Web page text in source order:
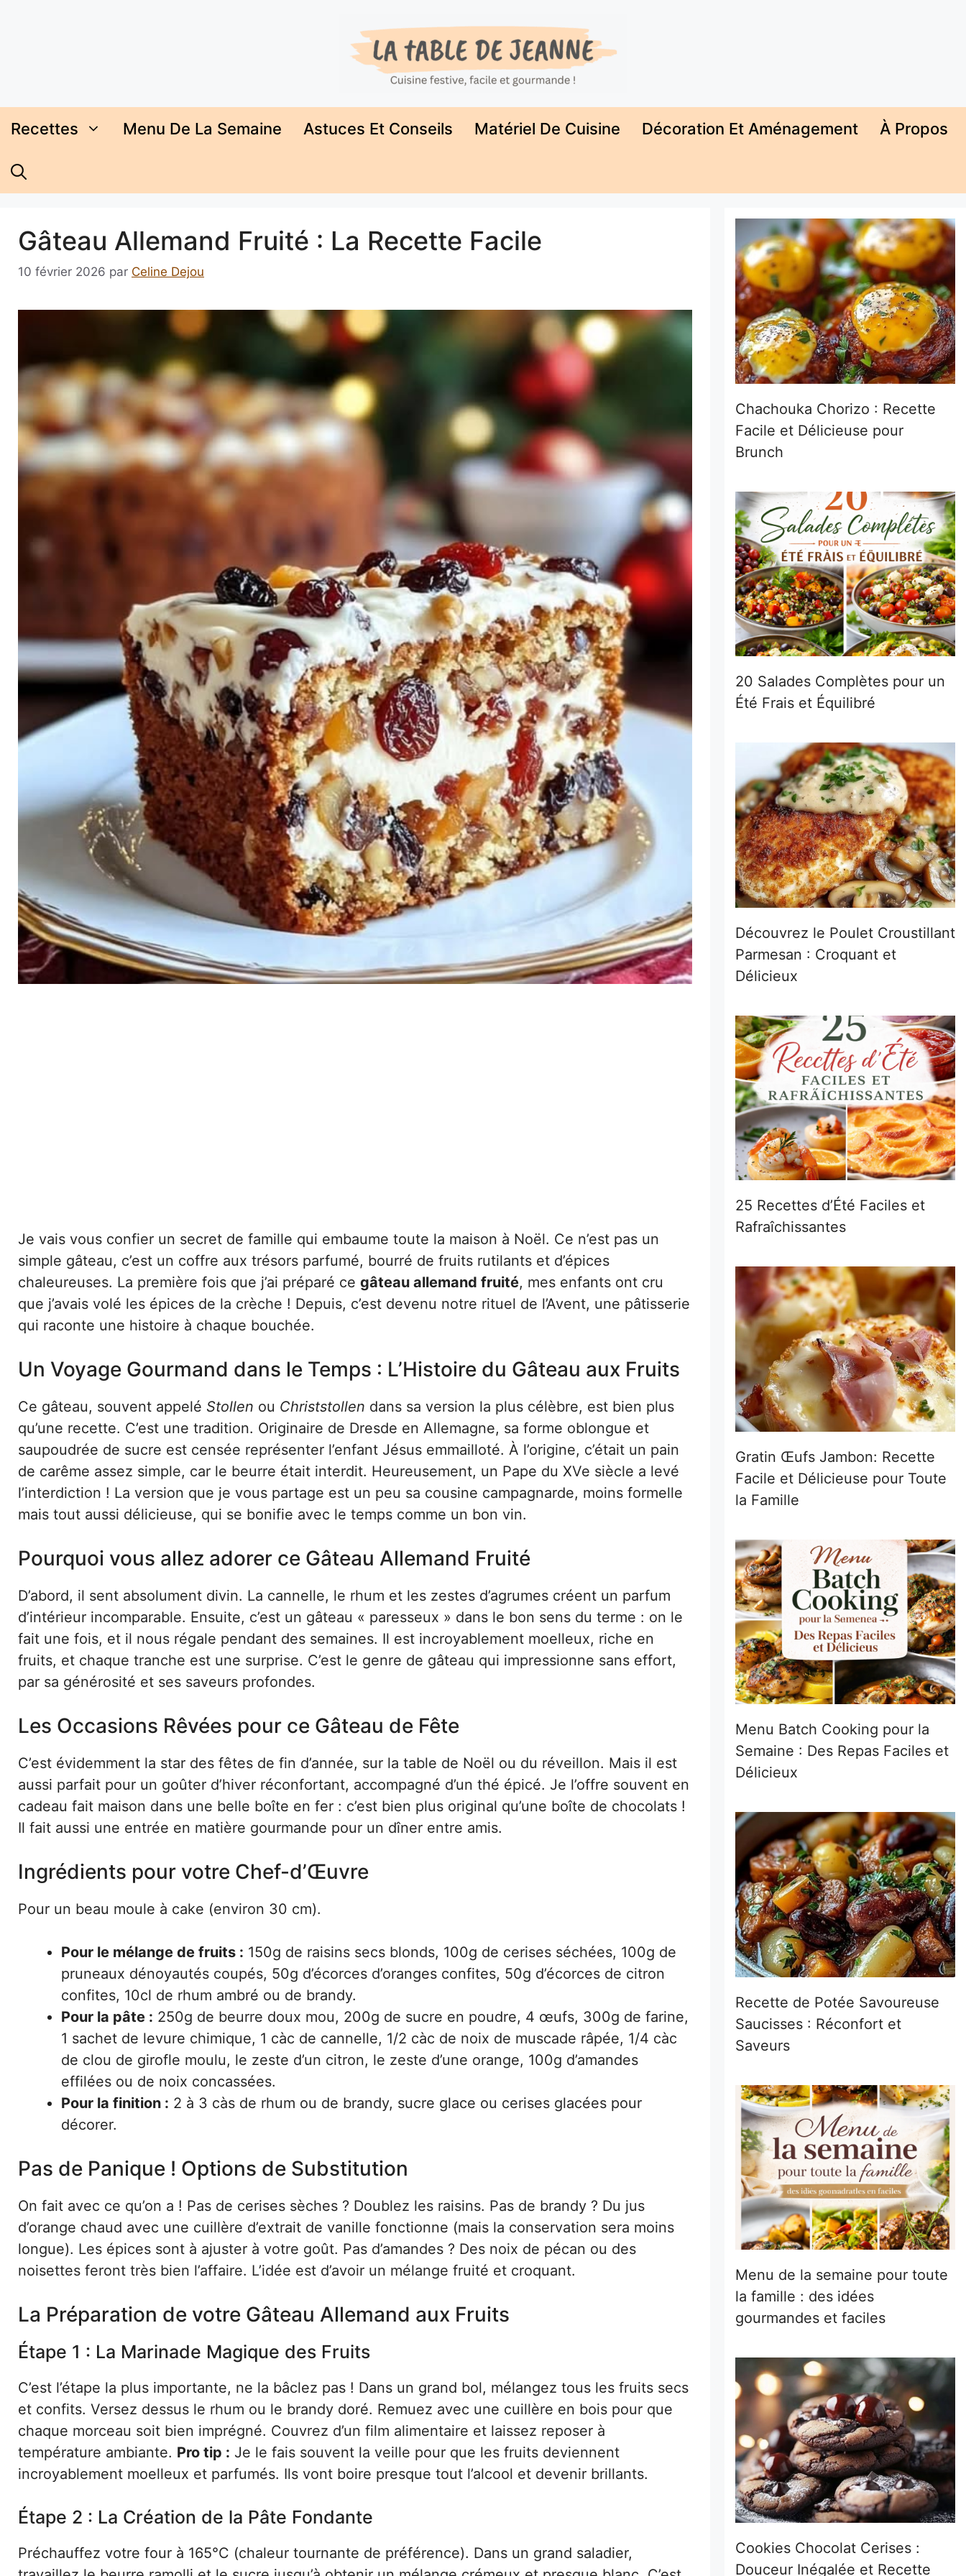
Recettes Menu De La Semaine Astuces Et Conseils Matériel De Cuisine Décoration Et Aménagement À Propos
Gâteau Allemand Fruité : La Recette Facile
10 février 2026 par Celine Dejou
Je vais vous confier un secret de famille qui embaume toute la maison à Noël. Ce n’est pas un
simple gâteau, c’est un coffre aux trésors parfumé, bourré de fruits rutilants et d’épices
chaleureuses. La première fois que j’ai préparé ce gâteau allemand fruité, mes enfants ont cru
que j’avais volé les épices de la crèche ! Depuis, c’est devenu notre rituel de l’Avent, une pâtisserie
qui raconte une histoire à chaque bouchée.
Un Voyage Gourmand dans le Temps : L’Histoire du Gâteau aux Fruits
Ce gâteau, souvent appelé Stollen ou Christstollen dans sa version la plus célèbre, est bien plus
qu’une recette. C’est une tradition. Originaire de Dresde en Allemagne, sa forme oblongue et
saupoudrée de sucre est censée représenter l’enfant Jésus emmailloté. À l’origine, c’était un pain
de carême assez simple, car le beurre était interdit. Heureusement, un Pape du XVe siècle a levé
l’interdiction ! La version que je vous partage est un peu sa cousine campagnarde, moins formelle
mais tout aussi délicieuse, qui se bonifie avec le temps comme un bon vin.
Pourquoi vous allez adorer ce Gâteau Allemand Fruité
D’abord, il sent absolument divin. La cannelle, le rhum et les zestes d’agrumes créent un parfum
d’intérieur incomparable. Ensuite, c’est un gâteau « paresseux » dans le bon sens du terme : on le
fait une fois, et il nous régale pendant des semaines. Il est incroyablement moelleux, riche en
fruits, et chaque tranche est une surprise. C’est le genre de gâteau qui impressionne sans effort,
par sa générosité et ses saveurs profondes.
Les Occasions Rêvées pour ce Gâteau de Fête
C’est évidemment la star des fêtes de fin d’année, sur la table de Noël ou du réveillon. Mais il est
aussi parfait pour un goûter d’hiver réconfortant, accompagné d’un thé épicé. Je l’offre souvent en
cadeau fait maison dans une belle boîte en fer : c’est bien plus original qu’une boîte de chocolats !
Il fait aussi une entrée en matière gourmande pour un dîner entre amis.
Ingrédients pour votre Chef-d’Œuvre
Pour un beau moule à cake (environ 30 cm).
Pour le mélange de fruits : 150g de raisins secs blonds, 100g de cerises séchées, 100g de
pruneaux dénoyautés coupés, 50g d’écorces d’oranges confites, 50g d’écorces de citron
confites, 10cl de rhum ambré ou de brandy.
Pour la pâte : 250g de beurre doux mou, 200g de sucre en poudre, 4 œufs, 300g de farine,
1 sachet de levure chimique, 1 càc de cannelle, 1/2 càc de noix de muscade râpée, 1/4 càc
de clou de girofle moulu, le zeste d’un citron, le zeste d’une orange, 100g d’amandes
effilées ou de noix concassées.
Pour la finition : 2 à 3 càs de rhum ou de brandy, sucre glace ou cerises glacées pour
décorer.
Pas de Panique ! Options de Substitution
On fait avec ce qu’on a ! Pas de cerises sèches ? Doublez les raisins. Pas de brandy ? Du jus
d’orange chaud avec une cuillère d’extrait de vanille fonctionne (mais la conservation sera moins
longue). Les épices sont à ajuster à votre goût. Pas d’amandes ? Des noix de pécan ou des
noisettes feront très bien l’affaire. L’idée est d’avoir un mélange fruité et croquant.
La Préparation de votre Gâteau Allemand aux Fruits
Étape 1 : La Marinade Magique des Fruits
C’est l’étape la plus importante, ne la bâclez pas ! Dans un grand bol, mélangez tous les fruits secs
et confits. Versez dessus le rhum ou le brandy doré. Remuez avec une cuillère en bois pour que
chaque morceau soit bien imprégné. Couvrez d’un film alimentaire et laissez reposer à
température ambiante. Pro tip : Je le fais souvent la veille pour que les fruits deviennent
incroyablement moelleux et parfumés. Ils vont boire presque tout l’alcool et devenir brillants.
Étape 2 : La Création de la Pâte Fondante
Préchauffez votre four à 165°C (chaleur tournante de préférence). Dans un grand saladier,
Chachouka Chorizo : Recette
Facile et Délicieuse pour
Brunch
20 Salades Complètes pour un
Été Frais et Équilibré
Découvrez le Poulet Croustillant
Parmesan : Croquant et
Délicieux
25 Recettes d’Été Faciles et
Rafraîchissantes
Gratin Œufs Jambon: Recette
Facile et Délicieuse pour Toute
la Famille
Menu Batch Cooking pour la
Semaine : Des Repas Faciles et
Délicieux
Recette de Potée Savoureuse
Saucisses : Réconfort et
Saveurs
Menu de la semaine pour toute
la famille : des idées
gourmandes et faciles
Cookies Chocolat Cerises :
Douceur Inégalée et Recette